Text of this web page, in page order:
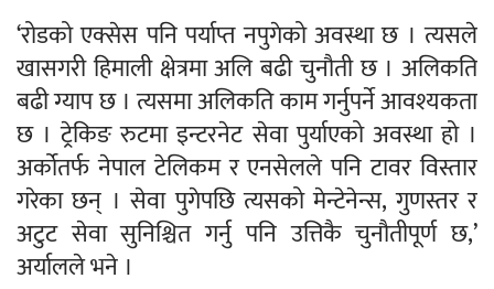
‘रोडको एक्सेस पनि पर्याप्त नपुगेको अवस्था छ । त्यसले
खासगरी हिमाली क्षेत्रमा अलि बढी चुनौती छ । अलिकति
बढी ग्याप छ । त्यसमा अलिकति काम गर्नुपर्ने आवश्यकता
छ । ट्रेकिङ रुटमा इन्टरनेट सेवा पुर्याएको अवस्था हो ।
अर्कोतर्फ नेपाल टेलिकम र एनसेलले पनि टावर विस्तार
गरेका छन् । सेवा पुगेपछि त्यसको मेन्टेनेन्स, गुणस्तर र
अटुट सेवा सुनिश्चित गर्नु पनि उत्तिकै चुनौतीपूर्ण छ,’
अर्यालले भने ।